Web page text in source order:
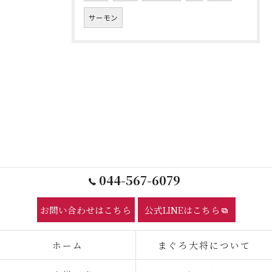
サーモン
044-567-6079
お問い合わせはこちら 公式LINEはこちら
ホーム まぐろ大将について